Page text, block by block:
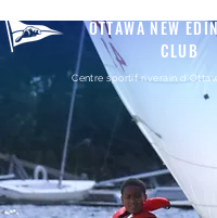
OTTAWA NEW
CLUB
Centre sportif riverain